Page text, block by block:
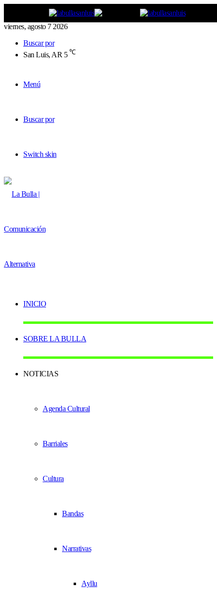
viernes, agosto 7 2026
Buscar por
San Luis, AR 5 ℃
Menú
Buscar por
Switch skin
INICIO
SOBRE LA BULLA
NOTICIAS
Agenda Cultural
Barriales
Cultura
Bandas
Narrativas
Ayllu